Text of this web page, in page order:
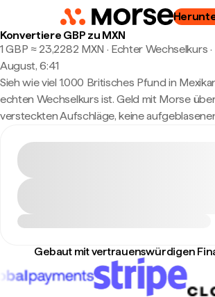
Konvertiere GBP zu MXN
1 GBP ≈ 23,2282 MXN · Echter Wechselkurs ·
August, 6:41
Sieh wie viel 1.000 Britisches Pfund in
echten Wechselkurs ist. Geld mit Morse
versteckten Aufschläge, keine
Gebaut mit vertrauenswürdigen